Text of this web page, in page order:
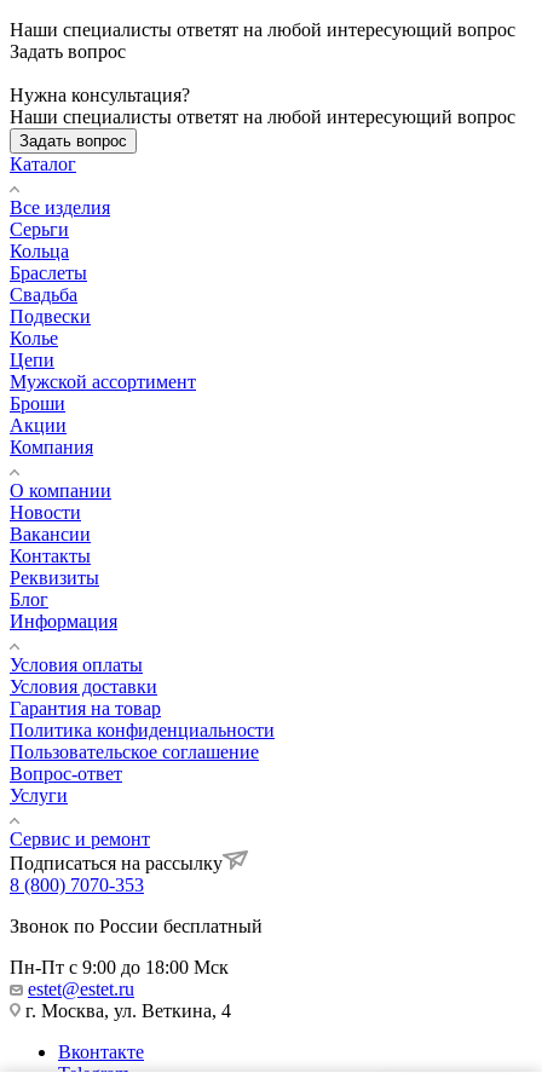
Наши специалисты ответят на любой интересующий вопрос
Задать вопрос
Нужна консультация?
Наши специалисты ответят на любой интересующий вопрос
Задать вопрос
Каталог
Все изделия
Серьги
Кольца
Браслеты
Свадьба
Подвески
Колье
Цепи
Мужской ассортимент
Броши
Акции
Компания
О компании
Новости
Вакансии
Контакты
Реквизиты
Блог
Информация
Условия оплаты
Условия доставки
Гарантия на товар
Политика конфиденциальности
Пользовательское соглашение
Вопрос-ответ
Услуги
Сервис и ремонт
Подписаться на рассылку
8 (800) 7070-353
Звонок по России бесплатный
Пн-Пт с 9:00 до 18:00 Мск
estet@estet.ru
г. Москва, ул. Веткина, 4
Вконтакте